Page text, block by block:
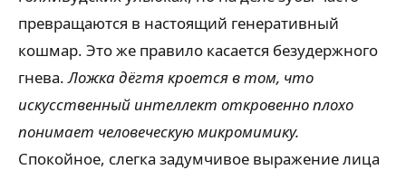
превращаются в настоящий генеративный
кошмар. Это же правило касается безудержного
гнева.Ложка дёгтя кроется в том, что
искусственный интеллект откровенно плохо
понимает человеческую микромимику.
Спокойное, слегка задумчивое выражение лица